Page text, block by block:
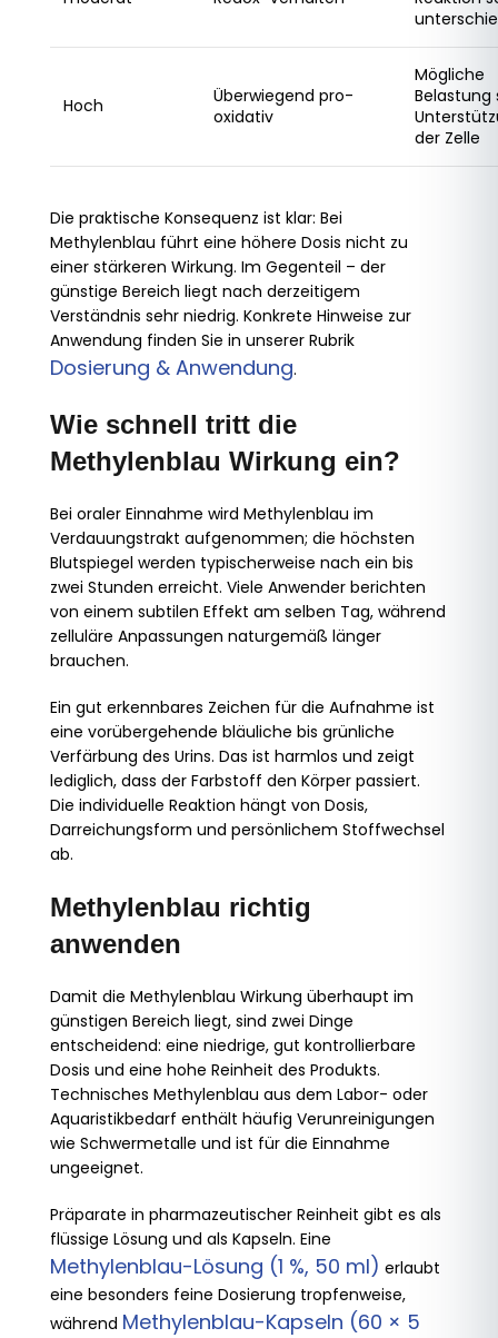
Hoch
Überwiegend pro-
oxidativ
Mögliche
der Zelle
Die praktische Konsequenz ist klar: Bei
Methylenblau führt eine höhere Dosis nicht zu
einer stärkeren Wirkung. Im Gegenteil – der
günstige Bereich liegt nach derzeitigem
Verständnis sehr niedrig. Konkrete Hinweise zur
Anwendung finden Sie in unserer Rubrik
Dosierung & Anwendung.
Wie schnell tritt die
Methylenblau Wirkung ein?
Bei oraler Einnahme wird Methylenblau im
Verdauungstrakt aufgenommen; die höchsten
Blutspiegel werden typischerweise nach ein bis
zwei Stunden erreicht. Viele Anwender berichten
von einem subtilen Effekt am selben Tag, während
zelluläre Anpassungen naturgemäß länger
brauchen.
Ein gut erkennbares Zeichen für die Aufnahme ist
eine vorübergehende bläuliche bis grünliche
Verfärbung des Urins. Das ist harmlos und zeigt
lediglich, dass der Farbstoff den Körper passiert.
Die individuelle Reaktion hängt von Dosis,
Darreichungsform und persönlichem Stoffwechsel
ab.
Methylenblau richtig
anwenden
Damit die Methylenblau Wirkung überhaupt im
günstigen Bereich liegt, sind zwei Dinge
entscheidend: eine niedrige, gut kontrollierbare
Dosis und eine hohe Reinheit des Produkts.
Technisches Methylenblau aus dem Labor- oder
Aquaristikbedarf enthält häufig Verunreinigungen
wie Schwermetalle und ist für die Einnahme
ungeeignet.
Präparate in pharmazeutischer Reinheit gibt es als
flüssige Lösung und als Kapseln. Eine
Methylenblau-Lösung (1 %, 50 ml) erlaubt
eine besonders feine Dosierung tropfenweise,
während Methylenblau-Kapseln (60 × 5